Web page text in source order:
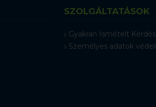
SZOLGÁLTATÁSOK
Gyakran Ismételt
Személyes adatok